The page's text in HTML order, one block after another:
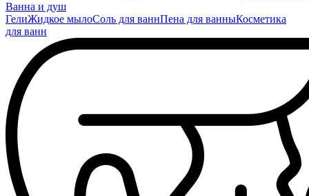
Ванна и душ
ГелиЖидкое мылоСоль для ваннПена для ванныКосметика
для ванн